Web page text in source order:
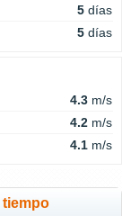
5 días
5 días
4.3 m/s
4.2 m/s
4.1 m/s
tiempo